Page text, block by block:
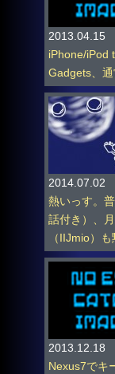
2013.04.15
iPhone/iPod
Gadgets、通
2014.07.02
熱いっす。
話付き）、
（IIJmio）
2013.12.18
Nexus7でキ